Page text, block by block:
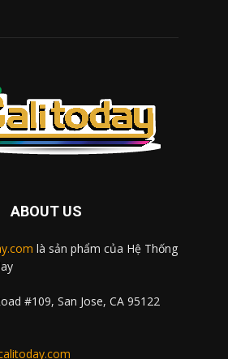
ABOUT US
là sản phẩm của Hệ Thống
#109, San Jose, CA 95122